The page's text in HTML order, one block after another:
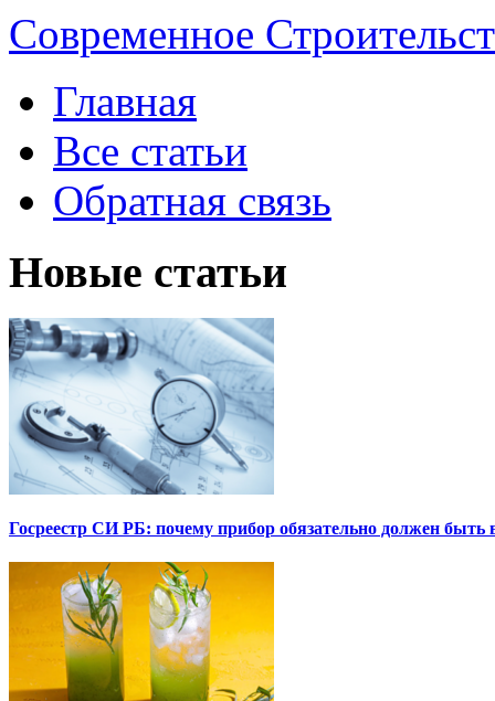
Современное
Главная
Все статьи
Обратная связь
Новые статьи
Госреестр СИ РБ: почему прибор обязательно должен быть